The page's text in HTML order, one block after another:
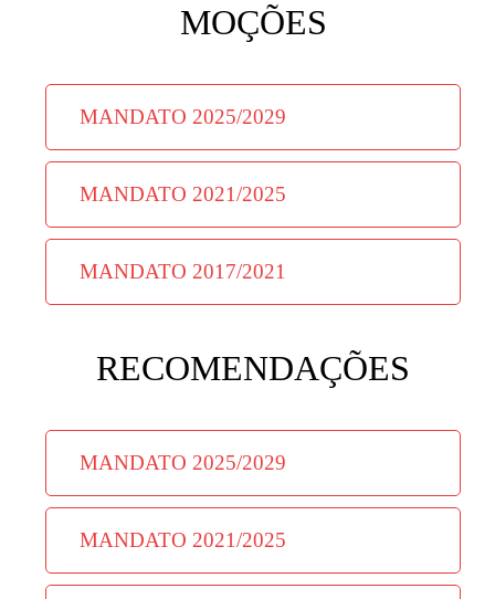
MOÇÕES
MANDATO 2025/2029
MANDATO 2021/2025
MANDATO 2017/2021
RECOMENDAÇÕES
MANDATO 2025/2029
MANDATO 2021/2025